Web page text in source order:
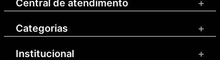
Central de atendimento +
Categorias +
Institucional +